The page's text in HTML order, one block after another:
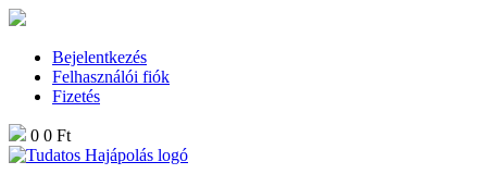
Bejelentkezés
Felhasználói fiók
Fizetés
0 0 Ft